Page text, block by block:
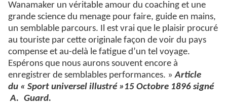
Wanamaker un véritable amour du coaching et une
grande science du menage pour faire, guide en mains,
un semblable parcours. Il est vrai que le plaisir procuré
au touriste par cette originale façon de voir du pays
compense et au-delà le fatigue d’un tel voyage.
Espérons que nous aurons souvent encore à
enregistrer de semblables performances. » Article
du « Sport universel illustré » 15 Octobre 1896 signé
A. Guard.